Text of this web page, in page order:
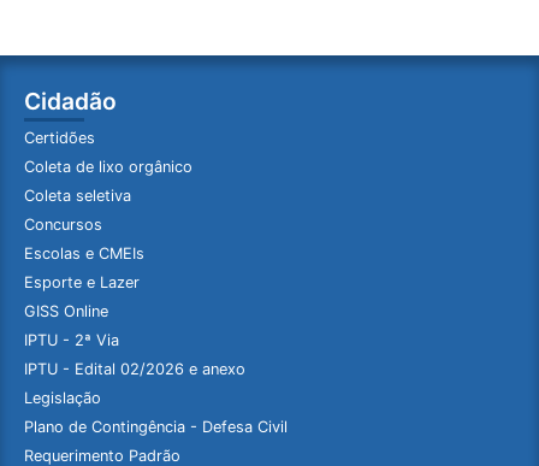
Cidadão
Certidões
Coleta de lixo orgânico
Coleta seletiva
Concursos
Escolas e CMEIs
Esporte e Lazer
GISS Online
IPTU - 2ª Via
IPTU - Edital 02/2026 e anexo
Legislação
Plano de Contingência - Defesa Civil
Requerimento Padrão